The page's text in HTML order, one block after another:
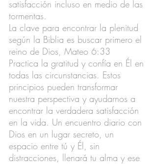
satisfacción incluso en medio de las
tormentas.
La clave para encontrar la plenitud
según la Biblia es buscar primero el
reino de Dios, Mateo 6:33
Practica la gratitud y confía en Él en
todas las circunstancias. Estos
principios pueden transformar
nuestra perspectiva y ayudarnos a
encontrar la verdadera satisfacción
en la vida. Un encuentro diario con
Dios en un lugar secreto, un
espacio entre tú y Él, sin
distracciones, llenará tu alma y ese